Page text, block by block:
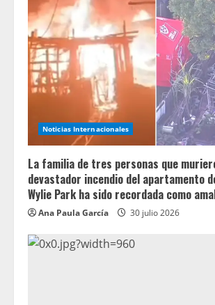
Noticias Internacionales
La familia de tres personas que
devastador incendio del apartamento
Wylie Park ha sido recordada como
Ana Paula García 30 julio 2026